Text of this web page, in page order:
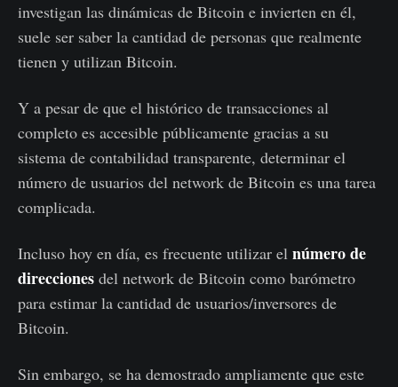
investigan las dinámicas de Bitcoin e invierten en él,
suele ser saber la cantidad de personas que realmente
tienen y utilizan Bitcoin.
Y a pesar de que el histórico de transacciones al
completo es accesible públicamente gracias a su
sistema de contabilidad transparente, determinar el
número de usuarios del network de Bitcoin es una tarea
complicada.
Incluso hoy en día, es frecuente utilizar el número de
direcciones del network de Bitcoin como barómetro
para estimar la cantidad de usuarios/inversores de
Bitcoin.
Sin embargo, se ha demostrado ampliamente que este